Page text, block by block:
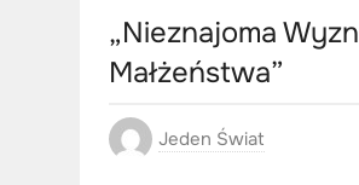
„Nieznajoma
Małżeństwa”
Jeden Świat